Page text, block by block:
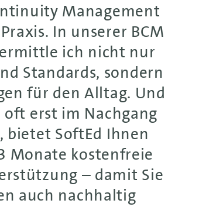
Management
In unserer BCM
ich nicht nur
Standards, sondern
für den Alltag. Und
oft erst im Nachgang
bietet SoftEd Ihnen
Monate kostenfreie
– damit Sie
auch nachhaltig